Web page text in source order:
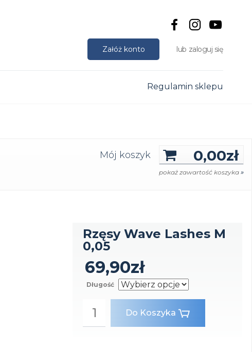
Załóż konto zaloguj się
Regulamin sklepu
Mój koszyk 0,00zł
pokaż zawartość koszyka »
Rzęsy Wave Lashes M
0,05
69,90zł
Długość
Do Koszyka